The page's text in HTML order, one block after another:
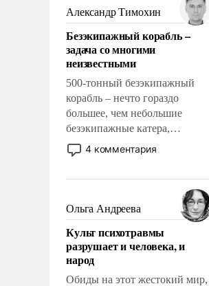
образованных людей. Иногда
казалось, что эти вопросы
решены раз и навсегда, но –
нет, не решены.
Александр Тимохин
Безэкипажный корабль –
задача со многими
неизвестными
500-тонный безэкипажный
корабль – нечто гораздо
большее, чем небольшие
безэкипажные катера,
применение которых уже
стало обыденностью. Задача по
сложна и амбициозна. Однако
и ее реализация радикально
поднимет наши боевые
возможности.
4 комментария
Ольга Андреева
Культ психотравмы
разрушает и человека, и
народ
Обиды на этот жестокий мир,